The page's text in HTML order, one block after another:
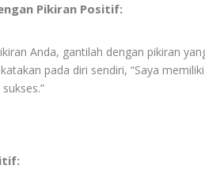
Pikiran Positif:
Anda, gantilah dengan pikiran
pada diri sendiri, “Saya